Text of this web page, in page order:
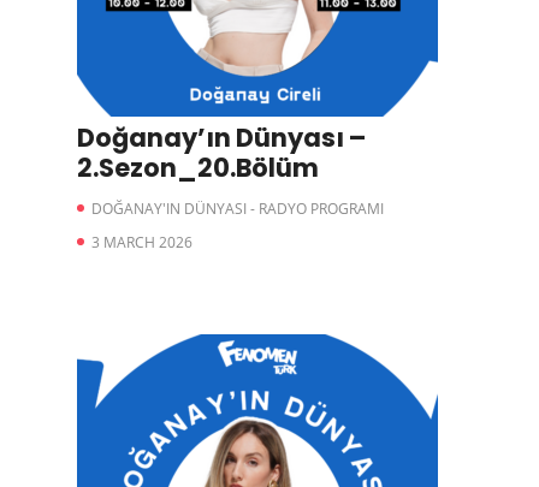
Doğanay’ın Dünyası –
2.Sezon_20.Bölüm
DOĞANAY'IN DÜNYASI - RADYO PROGRAMI
3 MARCH 2026